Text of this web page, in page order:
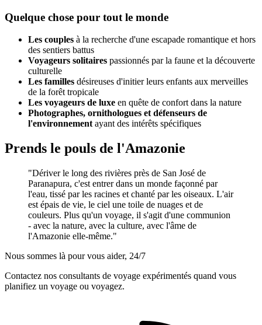
Quelque chose pour tout le monde
Les couples à la recherche d'une escapade romantique et hors
des sentiers battus
Voyageurs solitaires passionnés par la faune et la découverte
culturelle
Les familles désireuses d'initier leurs enfants aux merveilles
de la forêt tropicale
Les voyageurs de luxe en quête de confort dans la nature
Photographes, ornithologues et défenseurs de
l'environnement ayant des intérêts spécifiques
Prends le pouls de l'Amazonie
"Dériver le long des rivières près de San José de
Paranapura, c'est entrer dans un monde façonné par
l'eau, tissé par les racines et chanté par les oiseaux. L'air
est épais de vie, le ciel une toile de nuages et de
couleurs. Plus qu'un voyage, il s'agit d'une communion
- avec la nature, avec la culture, avec l'âme de
l'Amazonie elle-même."
Nous sommes là pour vous aider, 24/7
Contactez nos consultants de voyage expérimentés quand vous
planifiez un voyage ou voyagez.